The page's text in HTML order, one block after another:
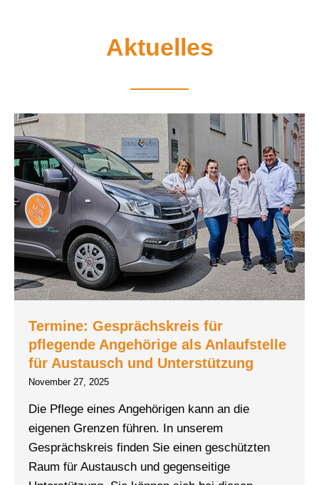
Aktuelles
Termine: Gesprächskreis für
pflegende Angehörige als Anlaufstelle
für Austausch und Unterstützung
November 27, 2025
Die Pflege eines Angehörigen kann an die
eigenen Grenzen führen. In unserem
Gesprächskreis finden Sie einen geschützten
Raum für Austausch und gegenseitige